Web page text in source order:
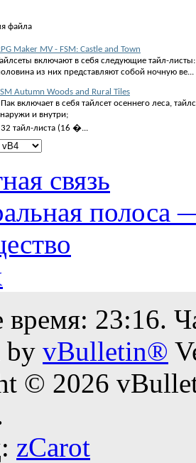
файла
Maker MV - FSM: Castle and Town
включают в себя следующие тайл-
из них представляют собой ночную ве...
Autumn Woods and Rural Tiles
включает в себя тайлсет осеннего леса,
и внутри;
тайл-листа (16 �...
связь
полоса
время: 23:16.
by vBulletin®
© 2026
zCarot